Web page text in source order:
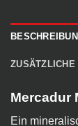
ZUSÄTZLICHE
Mercadur
Ein